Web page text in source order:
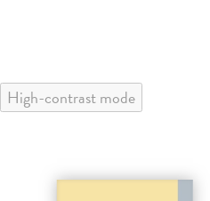
High-contrast mode